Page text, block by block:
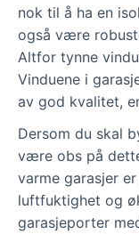
nok til å ha en
også være
Altfor tynne
Vinduene i
av god kvalitet,
Dersom du skal
være obs på
varme garasjer
luftfuktighet og
garasjeporter